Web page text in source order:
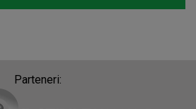
Parteneri: